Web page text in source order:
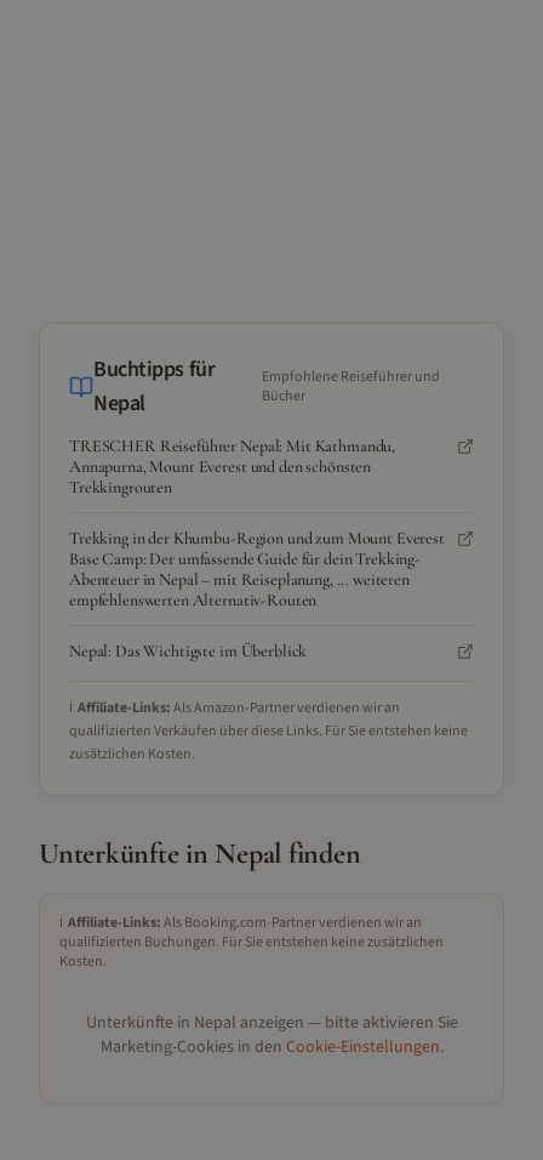
Buchtipps für
Nepal
Empfohlene Reiseführer und
Bücher
TRESCHER Reiseführer Nepal: Mit Kathmandu,
Annapurna, Mount Everest und den schönsten
Trekkingrouten
Trekking in der Khumbu-Region und zum Mount Everest
Base Camp: Der umfassende Guide für dein Trekking-
Abenteuer in Nepal – mit Reiseplanung, ... weiteren
empfehlenswerten Alternativ-Routen
Nepal: Das Wichtigste im Überblick
ℹ️ Affiliate-Links:Als Amazon-Partner verdienen wir an
qualifizierten Verkäufen über diese Links. Für Sie entstehen keine
zusätzlichen Kosten.
Unterkünfte in Nepal finden
ℹ️ Affiliate-Links:Als Booking.com-Partner verdienen wir an
qualifizierten Buchungen. Für Sie entstehen keine zusätzlichen
Kosten.
Unterkünfte in Nepal anzeigen — bitte aktivieren Sie
Marketing-Cookies in den Cookie-Einstellungen.